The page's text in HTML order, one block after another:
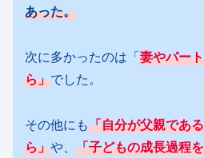
あった。
次に多かったのは「妻やパー
ら」でした。
その他にも「自分が父親であ
ら」や、 「子どもの成長過程